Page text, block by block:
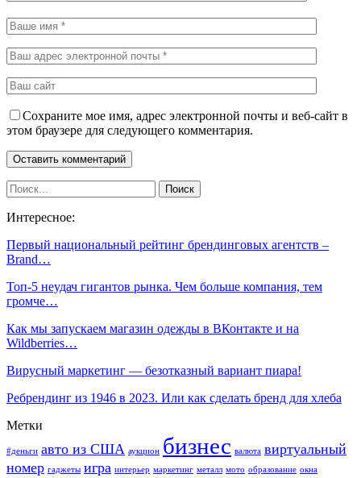
Сохраните мое имя, адрес электронной почты и веб-сайт в
этом браузере для следующего комментария.
Интересное:
Первый национальный рейтинг брендинговых агентств –
Brand…
Топ-5 неудач гигантов рынка. Чем больше компания, тем
громче…
Как мы запускаем магазин одежды в ВКонтакте и на
Wildberries…
Вирусный маркетинг — безотказный вариант пиара!
Ребрендинг из 1946 в 2023. Или как сделать бренд для хлеба
Метки
#деньги авто из США аукцион бизнес валюта виртуальный
номер гаджеты игра интерьер маркетинг металл мото образование окна